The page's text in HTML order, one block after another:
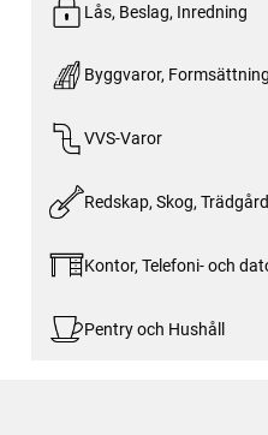
Lås, Beslag, Inredning
Byggvaror,
VVS-Varor
Redskap, Skog, Trädgård
Kontor, Telefoni- och
Pentry och Hushåll